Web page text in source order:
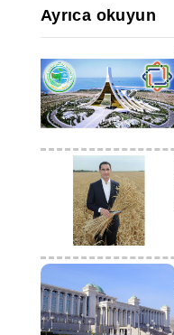
Ayrıca okuyun